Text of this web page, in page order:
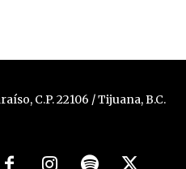
C.P. 22106 / Tijuana, B.C.